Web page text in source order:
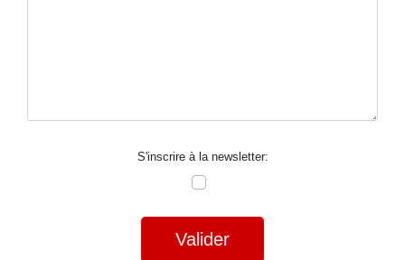
S'inscrire à la newsletter:
Valider